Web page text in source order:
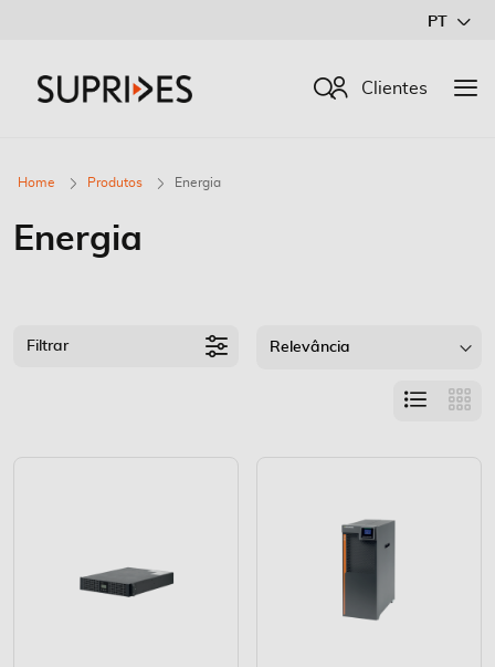
Conteúdo
PT
Procurar
Clientes
Home Produtos Energia
Energia
Filtrar